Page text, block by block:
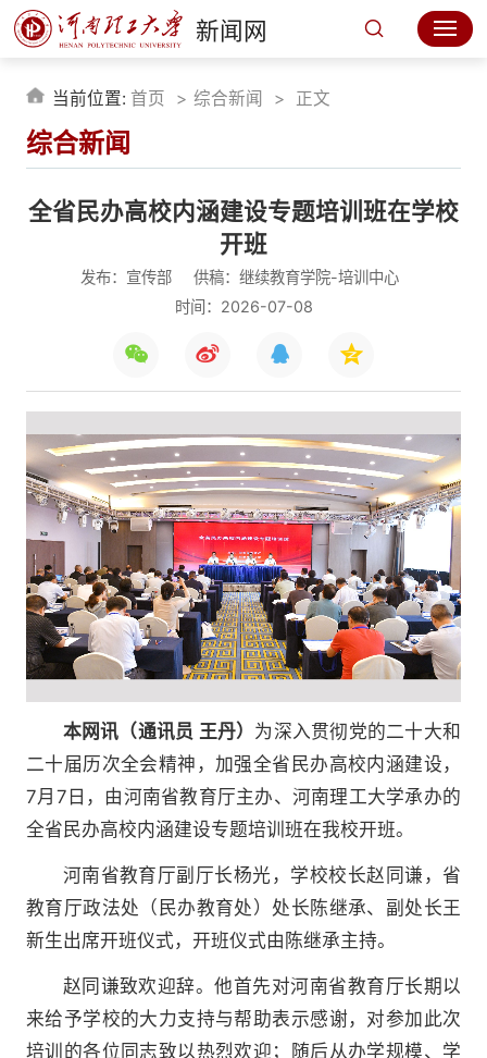
新闻网
综合新闻
当前位置: 首页 综合新闻 正文
全省民办高校内涵建设专题培训班在学校
开班
发布：宣传部
供稿：继续教育学院-培训中心
时间：2026-07-08
本网讯（通讯员 王丹） 为深入贯彻党的二十大和
二十届历次全会精神，加强全省民办高校内涵建设，
7月7日，由河南省教育厅主办、河南理工大学承办的
全省民办高校内涵建设专题培训班在我校开班。
河南省教育厅副厅长杨光，学校校长赵同谦，省
教育厅政法处（民办教育处）处长陈继承、副处长王
新生出席开班仪式，开班仪式由陈继承主持。
赵同谦致欢迎辞。他首先对河南省教育厅长期以
来给予学校的大力支持与帮助表示感谢，对参加此次
培训的各位同志致以热烈欢迎；随后从办学规模、学